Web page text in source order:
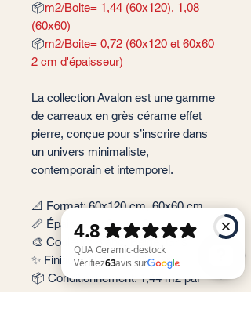
📦m2/Boite= 1,44 (60x120), 1,08
(60x60)
📦m2/Boite= 0,72 (60x120 et 60x60
2 cm d'épaisseur)
La collection Avalon est une gamme
de carreaux en grès cérame effet
pierre, conçue pour s’inscrire dans
un univers minimaliste,
contemporain et intemporel.
📐 Format: 60x120 cm, 60x60 cm
📏 Épaisseur : 9 mm, 2 cm
🎨 Couleur : Blanc, Beige, Gris
✨ Finition : Natural, Silk, Grip
📦 Conditionnement: 1,44 m2 par
boite soit 2 carreaux (60x120), 1,08